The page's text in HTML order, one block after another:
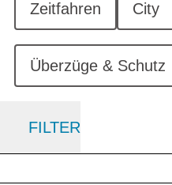
Zeitfahren City
Überzüge & Schutz
FILTER